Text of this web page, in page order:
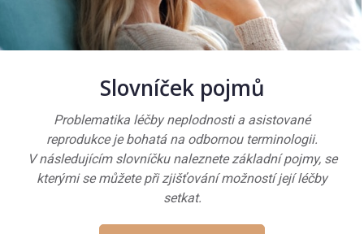
Slovníček pojmů
Problematika léčby neplodnosti a asistované
reprodukce je bohatá na odbornou terminologii.
V následujícím slovníčku naleznete základní pojmy, se
kterými se můžete při zjišťování možností její léčby
setkat.